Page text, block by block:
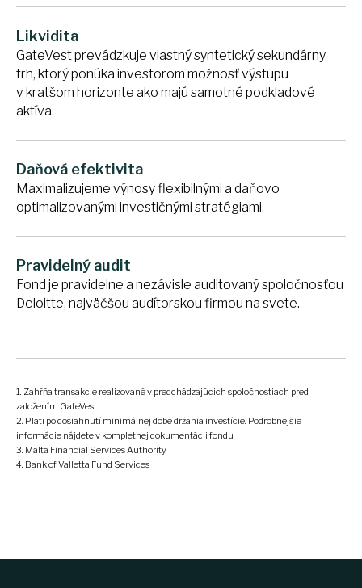
Likvidita
GateVest prevádzkuje vlastný syntetický sekundárny
trh, ktorý ponúka investorom možnosť výstupu
v kratšom horizonte ako majú samotné podkladové
aktíva.
Daňová efektivita
Maximalizujeme výnosy flexibilnými a daňovo
optimalizovanými investičnými stratégiami.
Pravidelný audit
Fond je pravidelne a nezávisle auditovaný spoločnosťou
Deloitte, najväčšou audítorskou firmou na svete.
Zahŕňa transakcie realizované v predchádzajúcich spoločnostiach pred
založením GateVest.
Platí po dosiahnutí minimálnej dobe držania investície. Podrobnejšie
informácie nájdete v kompletnej dokumentácii fondu.
Malta Financial Services Authority
Bank of Valletta Fund Services